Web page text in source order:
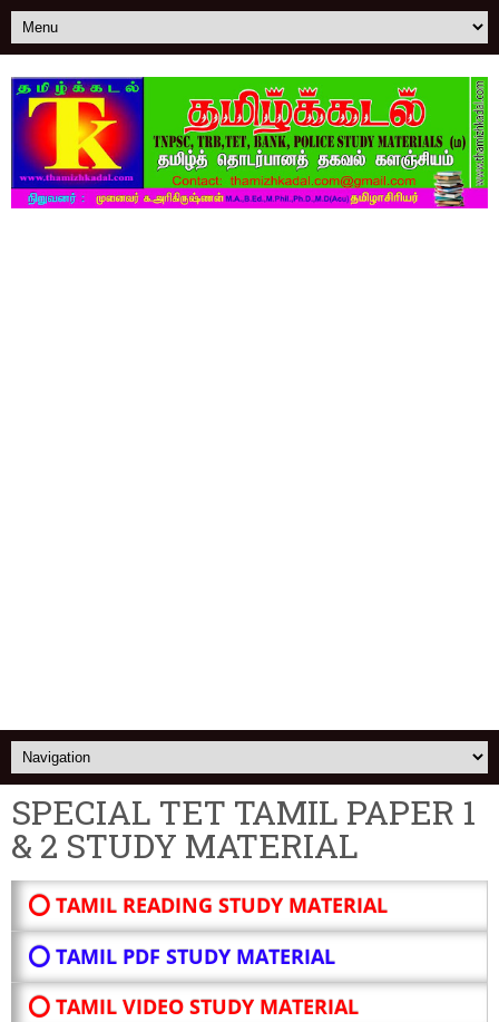
SPECIAL TET TAMIL PAPER 1
& 2 STUDY MATERIAL
⭕ TAMIL READING STUDY MATERIAL
⭕ TAMIL PDF STUDY MATERIAL
⭕ TAMIL VIDEO STUDY MATERIAL